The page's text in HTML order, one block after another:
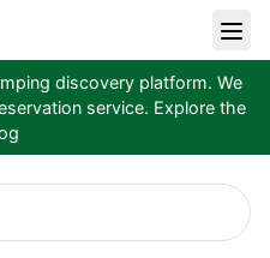
discovery platform. We
service. Explore the